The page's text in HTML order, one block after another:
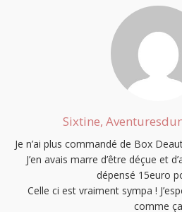
Sixtine,
Je n’ai plus commandé de Box
J’en avais marre d’être déçue et
dépensé 15euro
Celle ci est vraiment sympa !
comme ça